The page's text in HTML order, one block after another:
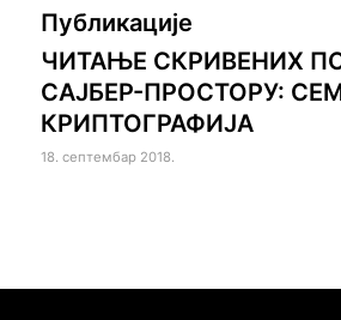
Публикације
ЧИТАЊЕ СКРИВЕНИХ
САЈБЕР-ПРОСТОРУ:
КРИПТОГРАФИЈА
18. септембар 2018.